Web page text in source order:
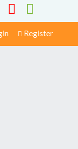
Register